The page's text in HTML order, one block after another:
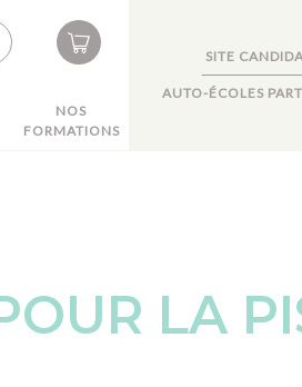
NOS
FORMATIONS
SITE
AUTO-ÉCOLES
LA